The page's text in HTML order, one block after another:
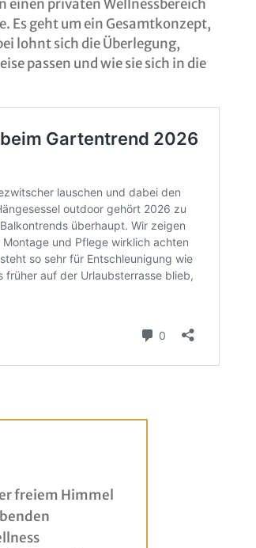
einen privaten Wellnessbereich
Es geht um ein Gesamtkonzept,
lohnt sich die Überlegung,
passen und wie sie sich in die
freiem Himmel